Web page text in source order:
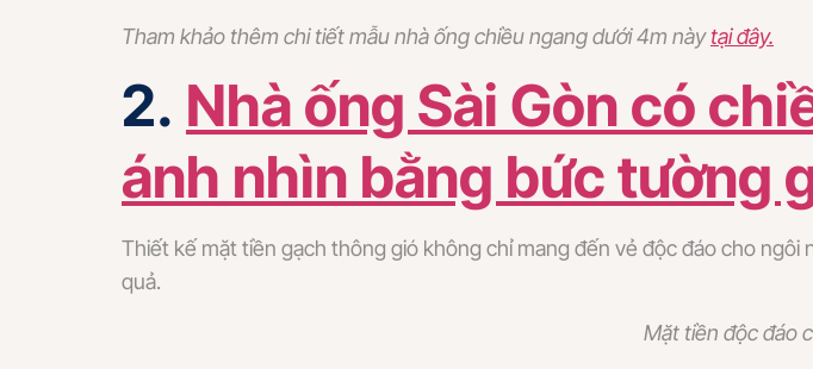
Tham khảo thêm chi tiết mẫu nhà ống chiều ngang dưới 4m nàytại đây.
2. Nhà ống Sài Gòn có
ánh nhìn bằng bức tường
Thiết kế mặt tiền gạch thông gió không chỉ mang đến vẻ độc đáo cho
quả.
Mặt tiền độc đáo